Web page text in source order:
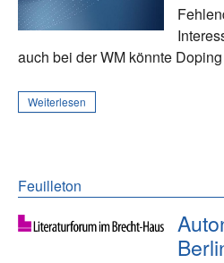
auch bei der WM könnte
Weiterlesen
Feuilleton